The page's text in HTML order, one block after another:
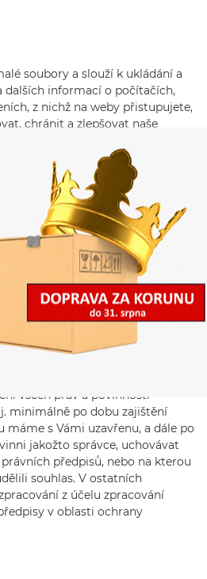
soubory a slouží k ukládání a
informací o počítačích,
z nichž na weby přistupujete,
chránit a zlepšovat naše
zaznamenat informace
jejich používání bude další
snazší a rychlejší (pomáhají
stránek).
Portaflex v případě, že
stránky a to nejčastěji
statistikám ohledně
reklam, k usnadnění
Internetové stránky a dalšímu -
a uchováváme po dobu
všech práv a povinností
minimálně po dobu zajištění
máme s Vámi uzavřenu, a dále po
jakožto správce, uchovávat
předpisů, nebo na kterou
souhlas. V ostatních
z účelu zpracování
v oblasti ochrany